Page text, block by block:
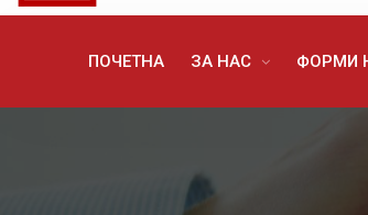
ПОЧЕТНА ЗА НАС ФОРМИ